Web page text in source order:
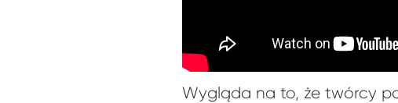
Wygląda na to, że twórcy